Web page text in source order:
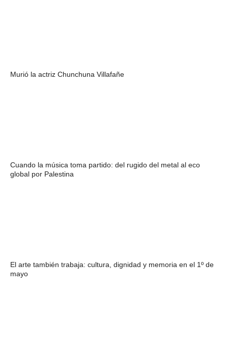
Murió la actriz Chunchuna Villafañe
Cuando la música toma partido: del rugido del metal al eco
global por Palestina
El arte también trabaja: cultura, dignidad y memoria en el 1º de
mayo